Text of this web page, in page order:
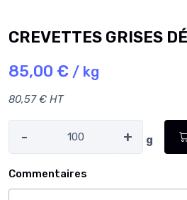
CREVETTES GRISES
85,00 € / kg
80,57 € HT
- + g
Commentaires